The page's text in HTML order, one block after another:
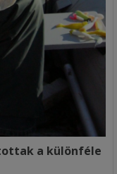
a különféle